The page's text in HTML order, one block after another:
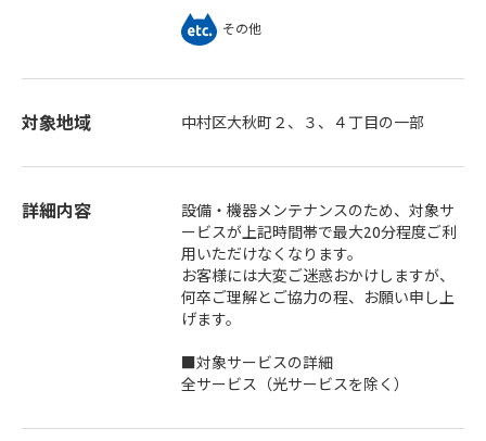
その他
対象地域 中村区大秋町２、３、４丁目の一部
詳細内容
設備・機器メンテナンスのため、対象サ
ービスが上記時間帯で最大20分程度ご利
用いただけなくなります。
お客様には大変ご迷惑おかけしますが、
何卒ご理解とご協力の程、お願い申し上
げます。
■対象サービスの詳細
全サービス（光サービスを除く）